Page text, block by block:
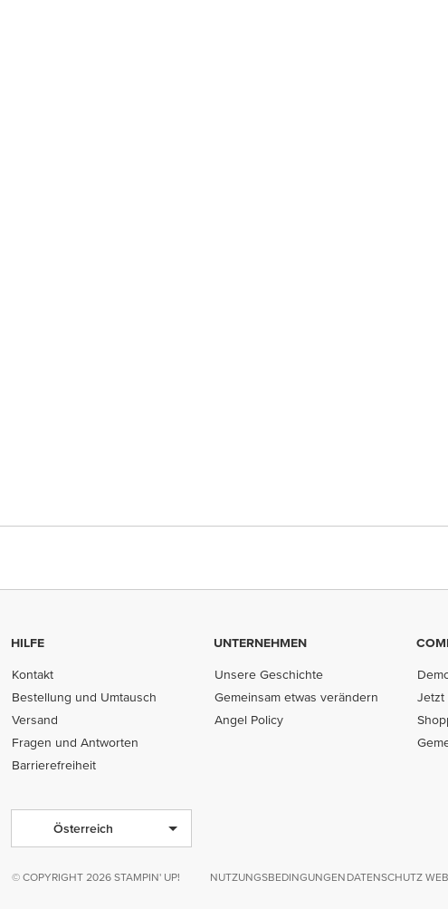
HILFE
Kontakt
Bestellung und Umtausch
Versand
Fragen und Antworten
Barrierefreiheit
UNTERNEHMEN
Unsere Geschichte
Gemeinsam etwas verändern
Angel Policy
Jetzt
Österreich
© COPYRIGHT 2026 STAMPIN' UP! NUTZUNGSBEDINGUNGEN DATENSCHUTZ